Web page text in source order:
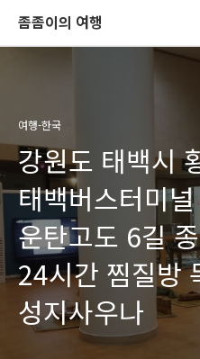
좀좀이의 여행
여행-한국
강원도 태백시
태백버스터미
운탄고도 6길
24시간 찜질방
성지사우나